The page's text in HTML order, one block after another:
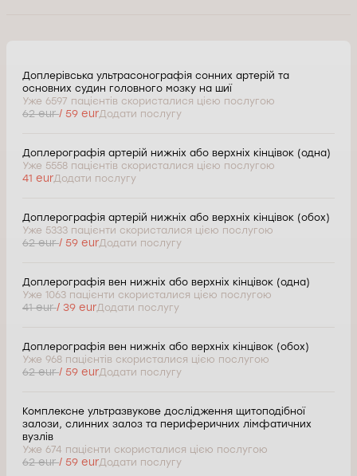
Доплерівська ультрасонографія сонних артерій та
основних судин головного мозку на шиї
Уже 6597 пацієнтів скористалися цією послугою
62 eur/ 59 eurДодати послугу
Доплерографія артерій нижніх або верхніх кінцівок (одна)
Уже 5558 пацієнтів скористалися цією послугою
41 eurДодати послугу
Доплерографія артерій нижніх або верхніх кінцівок (обох)
Уже 5333 пацієнти скористалися цією послугою
62 eur/ 59 eurДодати послугу
Доплерографія вен нижніх або верхніх кінцівок (одна)
Уже 1063 пацієнти скористалися цією послугою
41 eur/ 39 eurДодати послугу
Доплерографія вен нижніх або верхніх кінцівок (обох)
Уже 968 пацієнтів скористалися цією послугою
62 eur/ 59 eurДодати послугу
Комплексне ультразвукове дослідження щитоподібної
залози, слинних залоз та периферичних лімфатичних
вузлів
Уже 674 пацієнти скористалися цією послугою
62 eur/ 59 eurДодати послугу